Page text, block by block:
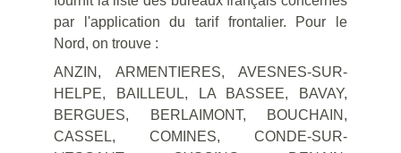
par l'application du tarif frontalier. Pour le
Nord, on trouve :
ANZIN, ARMENTIERES, AVESNES-SUR-
HELPE, BAILLEUL, LA BASSEE, BAVAY,
BERGUES, BERLAIMONT, BOUCHAIN,
CASSEL, COMINES, CONDE-SUR-